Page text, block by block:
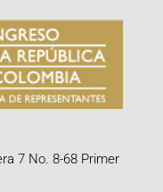
7 No. 8-68 Primer